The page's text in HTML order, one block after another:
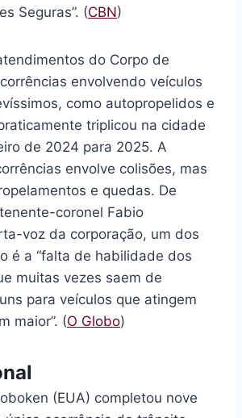
Seguras”. (CBN)
do Corpo de
envolvendo veículos
como autopropelidos e
triplicou na cidade
de 2024 para 2025. A
envolve colisões, mas
e quedas. De
coronel Fabio
voz da corporação, um dos
é a “falta de habilidade dos
muitas vezes saem de
para veículos que atingem
maior”. (O Globo)
(EUA) completou nove